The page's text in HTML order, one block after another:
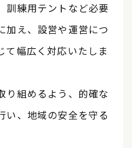
訓練用テントなど必要
加え、設営や運営につ
て幅広く対応いたしま
り組めるよう、的確な
い、地域の安全を守る